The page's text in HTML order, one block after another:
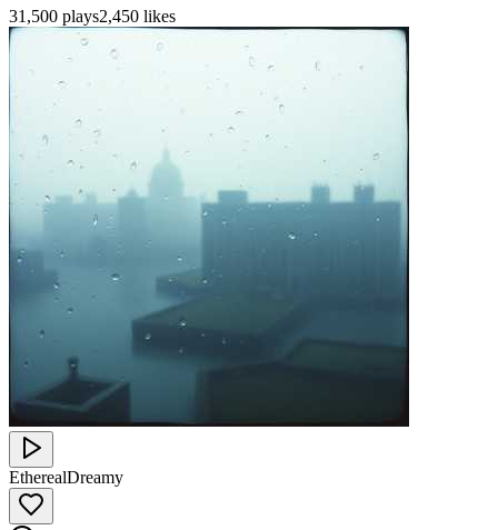
31,500 plays2,450 likes
EtherealDreamy